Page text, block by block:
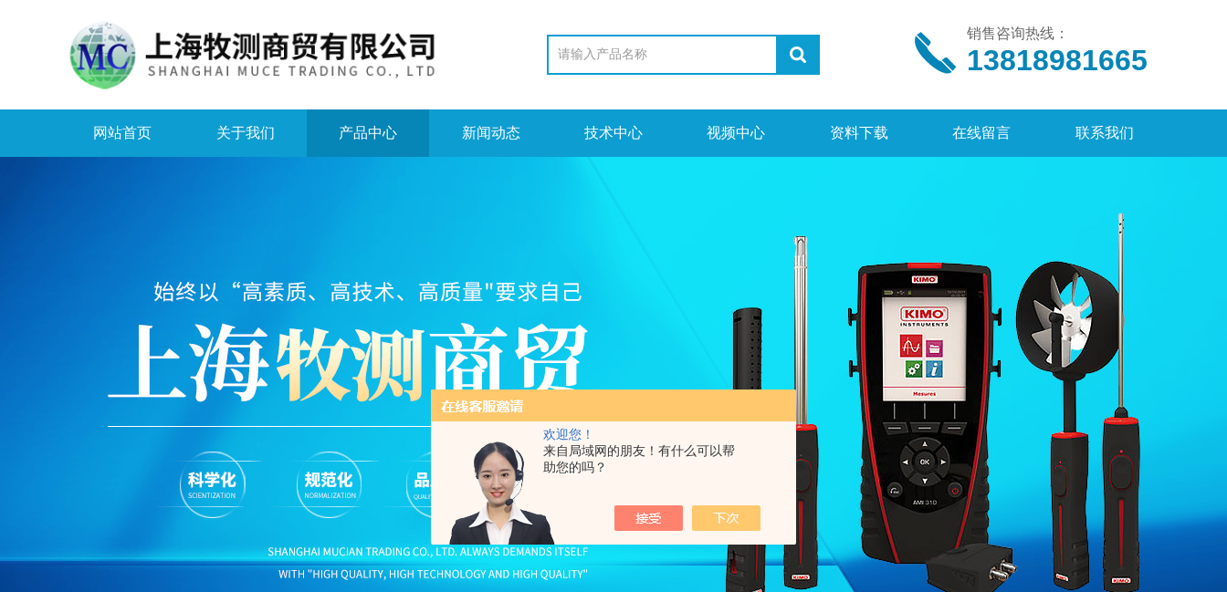
欢迎您！
来自局域网的朋友！有什么可以帮
助您的吗？
销售咨询热线：
13818981665
网站首页 关于我们 产品中心 新闻动态 技术中心 视频中心 资料下载 在线留言 联系我们